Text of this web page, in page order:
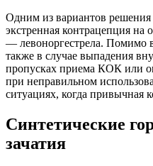
Одним из вариантов решения
экстренная контрацепция на
— левоноргестрела. Помимо
также в случае выпадения
пропусках приема КОК или
при неправильном
ситуациях, когда привычная
Синтетические
зачатия